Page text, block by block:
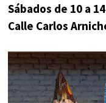
Sábados de 10 a
Calle Carlos